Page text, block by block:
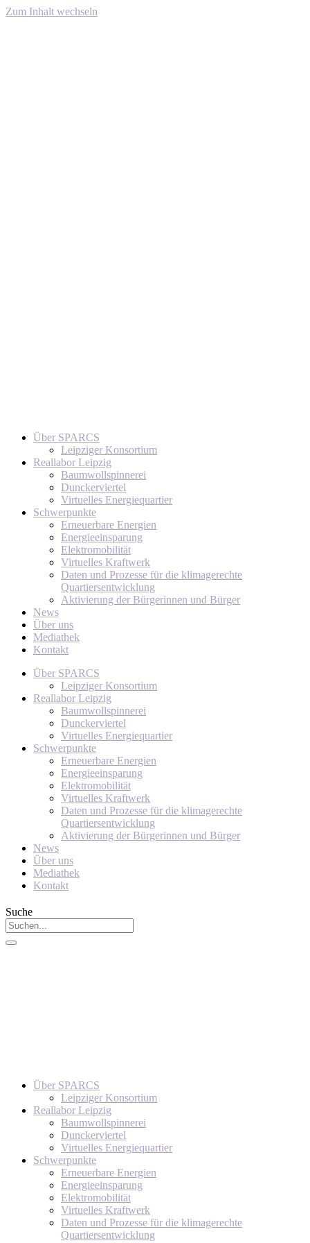
Zum Inhalt wechseln
Über SPARCS
Leipziger Konsortium
Reallabor Leipzig
Baumwollspinnerei
Dunckerviertel
Virtuelles Energiequartier
Schwerpunkte
Erneuerbare Energien
Energieeinsparung
Elektromobilität
Virtuelles Kraftwerk
Daten und Prozesse für die klimagerechte
Quartiersentwicklung
Aktivierung der Bürgerinnen und Bürger
News
Über uns
Mediathek
Kontakt
Über SPARCS
Leipziger Konsortium
Reallabor Leipzig
Baumwollspinnerei
Dunckerviertel
Virtuelles Energiequartier
Schwerpunkte
Erneuerbare Energien
Energieeinsparung
Elektromobilität
Virtuelles Kraftwerk
Daten und Prozesse für die klimagerechte
Quartiersentwicklung
Aktivierung der Bürgerinnen und Bürger
News
Über uns
Mediathek
Kontakt
Suche
Über SPARCS
Leipziger Konsortium
Reallabor Leipzig
Baumwollspinnerei
Dunckerviertel
Virtuelles Energiequartier
Schwerpunkte
Erneuerbare Energien
Energieeinsparung
Elektromobilität
Virtuelles Kraftwerk
Daten und Prozesse für die klimagerechte
Quartiersentwicklung